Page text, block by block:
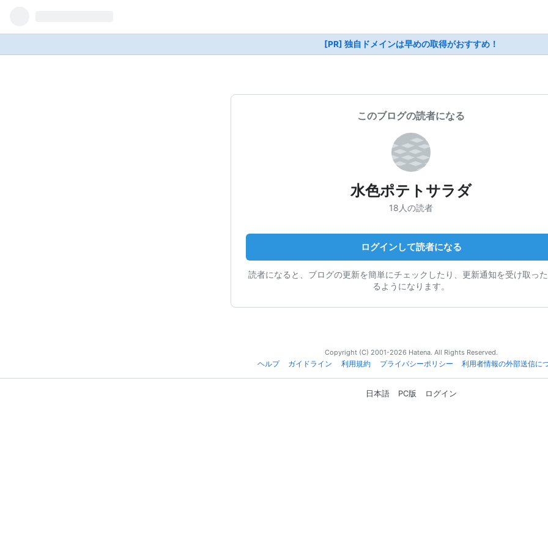
[PR] 独自ドメインは早めの取得がおすすめ！
このブログの読者になる
水色ポテトサラダ
18人の読者
ログインして読者になる
読者になると、ブログの更新を簡単にチェックしたり、更新通知を受け取っ
るようになります。
Copyright (C) 2001-2026 Hatena. All Rights Reserved.
ヘルプ
ガイドライン 利用規約 プライバシーポリシー 利用者情報の外部送信に
日本語 PC版 ログイン